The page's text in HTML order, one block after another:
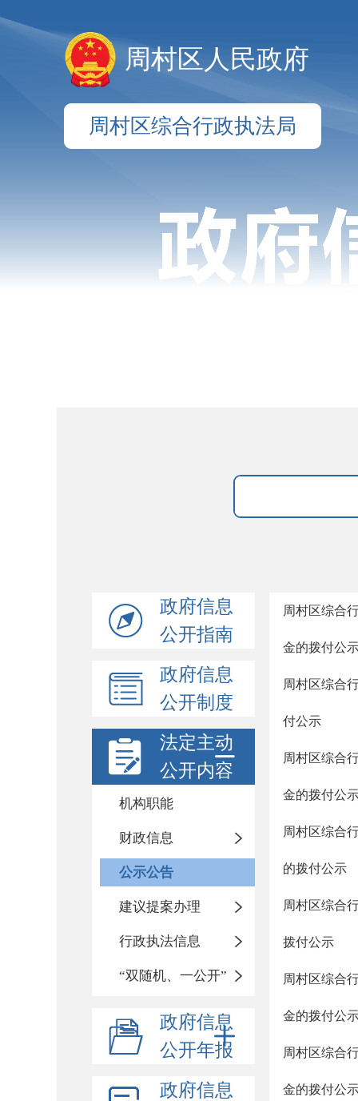
周村区人民政府
周村区综合行政执法局
政府信息
公开指南
政府信息
公开制度
法定主动
公开内容
机构职能
财政信息
公示公告
建议提案办理
行政执法信息
“双随机、一公开”
政府信息
公开年报
政府信息
周村区综合
金的拨付公
周村区综合
付公示
周村区综合
金的拨付公
周村区综合
的拨付公示
周村区综合
拨付公示
周村区综合
金的拨付公
周村区综合
金的拨付公